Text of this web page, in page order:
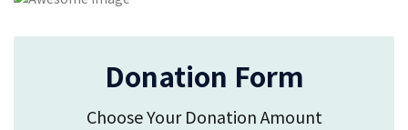
Donation Form
Choose Your Donation Amount